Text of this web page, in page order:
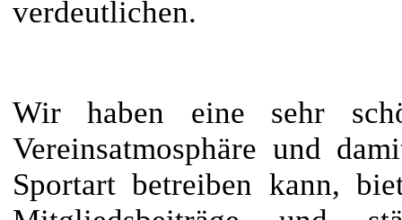
verdeutlichen.
Wir haben eine sehr
Vereinsatmosphäre und d
Sportart betreiben kann,